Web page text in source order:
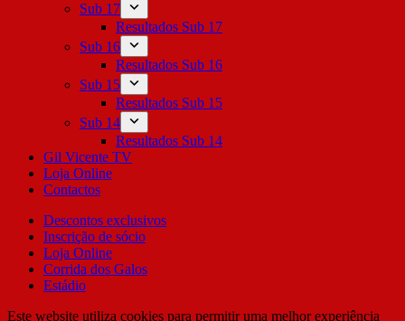
Sub 17
Resultados Sub 17
Sub 16
Resultados Sub 16
Sub 15
Resultados Sub 15
Sub 14
Resultados Sub 14
Gil Vicente TV
Loja Online
Contactos
Descontos exclusivos
Inscrição de sócio
Loja Online
Corrida dos Galos
Estádio
Este website utiliza cookies para permitir uma melhor experiência